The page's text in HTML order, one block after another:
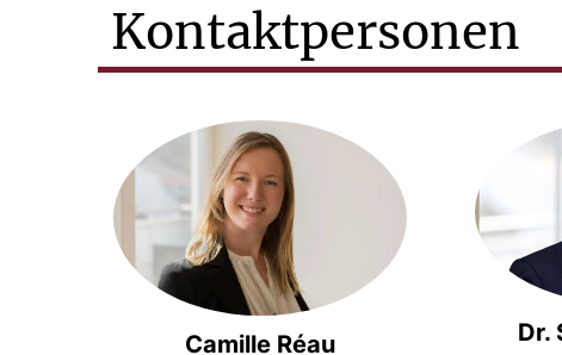
Kontaktpersonen
Camille Réau Dr.